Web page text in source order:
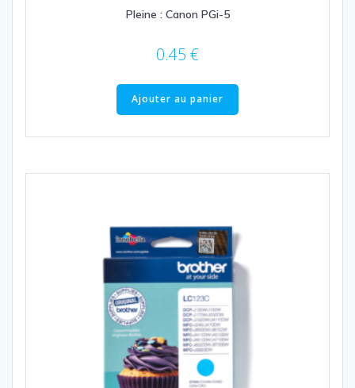
Pleine : Canon PGi-5
0.45 €
Ajouter au panier